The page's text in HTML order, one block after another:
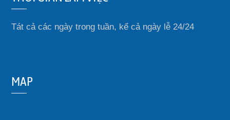
Tát cả các ngày trong tuần, kể cả ngày lễ 24/24
MAP